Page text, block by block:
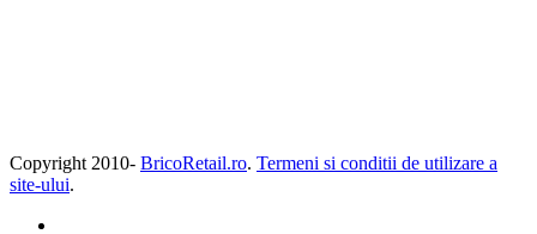
Copyright 2010- BricoRetail.ro. Termeni si conditii de utilizare a
site-ului.